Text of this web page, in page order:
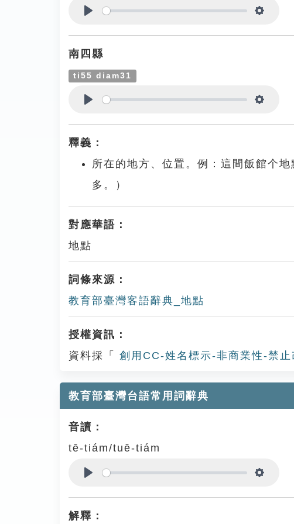
南四縣
ti55 diam31
釋義：
所在的地方、位置。例：這間飯館个
多。）
對應華語：
地點
詞條來源：
教育部臺灣客語辭典_地點
授權資訊：
資料採「
創用CC-姓名標示-非商業性-禁
教育部臺灣台語常用詞辭典
音讀：
tē-tiám/tuē-tiám
解釋：